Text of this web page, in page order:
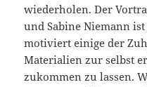
wiederholen. Der
und Sabine Niemann
motiviert einige der
Materialien zur selbst
zukommen zu lassen.